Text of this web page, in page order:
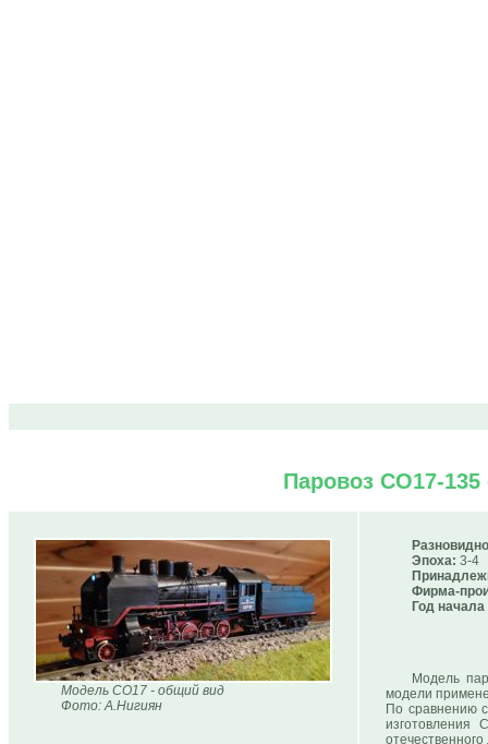
Паровоз СО17-
Модель СО17 - общий вид
Фото: А.Нигиян
Эпоха: 3-4
Фирма-
Год
Модель
модели
По сравнению
изготовления